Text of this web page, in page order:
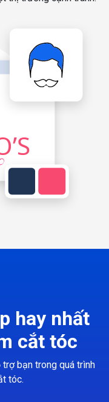
hay nhất
cắt tóc
bạn trong quá trình
tóc.